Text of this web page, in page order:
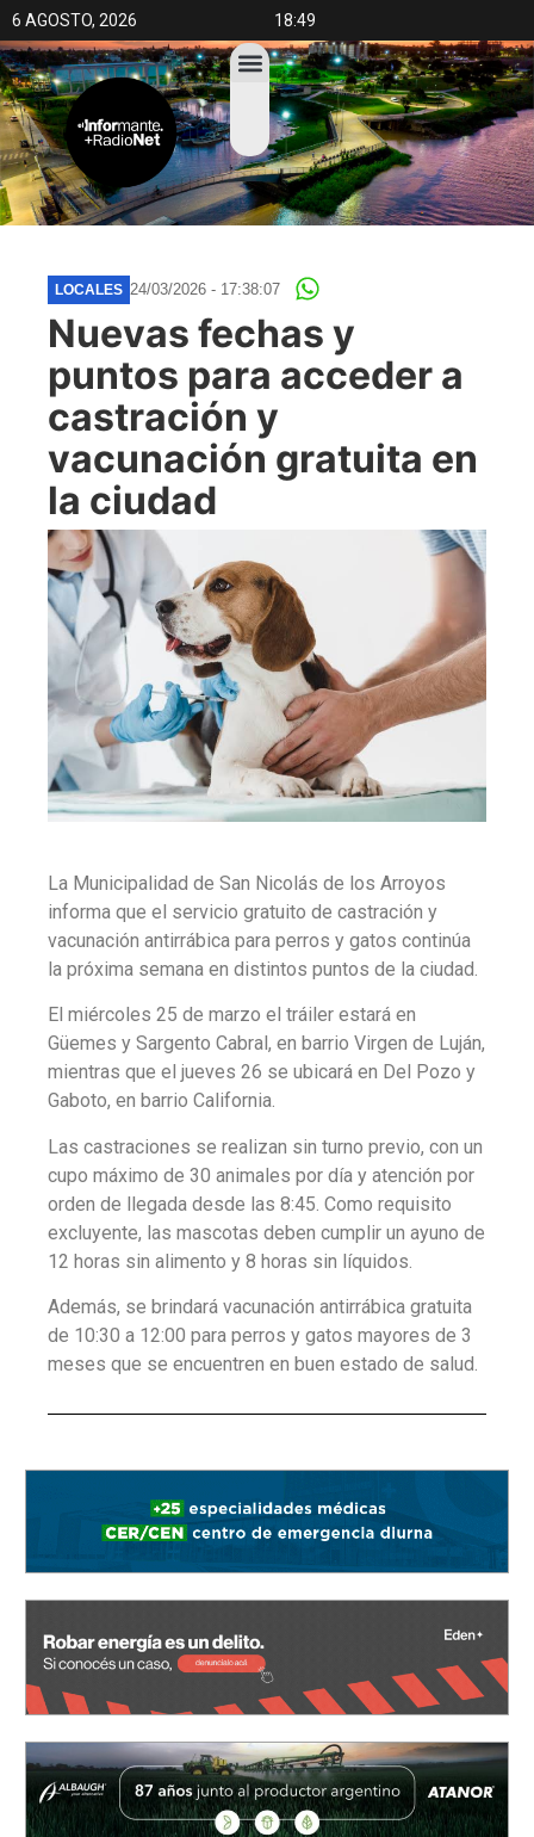
6 AGOSTO, 2026 18:49
LOCALES 24/03/2026 - 17:38:07
Nuevas fechas y
puntos para acceder a
castración y
vacunación gratuita en
la ciudad
La Municipalidad de San Nicolás de los Arroyos
informa que el servicio gratuito de castración y
vacunación antirrábica para perros y gatos continúa
la próxima semana en distintos puntos de la ciudad.
El miércoles 25 de marzo el tráiler estará en
Güemes y Sargento Cabral, en barrio Virgen de Luján,
mientras que el jueves 26 se ubicará en Del Pozo y
Gaboto, en barrio California.
Las castraciones se realizan sin turno previo, con un
cupo máximo de 30 animales por día y atención por
orden de llegada desde las 8:45. Como requisito
excluyente, las mascotas deben cumplir un ayuno de
12 horas sin alimento y 8 horas sin líquidos.
Además, se brindará vacunación antirrábica gratuita
de 10:30 a 12:00 para perros y gatos mayores de 3
meses que se encuentren en buen estado de salud.